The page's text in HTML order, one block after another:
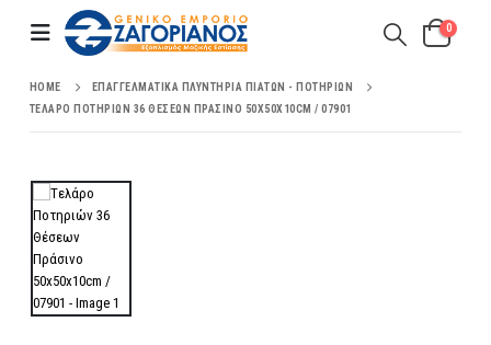
0
HOME
ΕΠΑΓΓΕΛΜΑΤΙΚΆ ΠΛΥΝΤΉΡΙΑ ΠΙΆΤΩΝ - ΠΟΤΗΡΙΏΝ
TΕΛΆΡΟ ΠΟΤΗΡΙΏΝ 36 ΘΈΣΕΩΝ ΠΡΆΣΙΝΟ 50X50X10CM / 07901